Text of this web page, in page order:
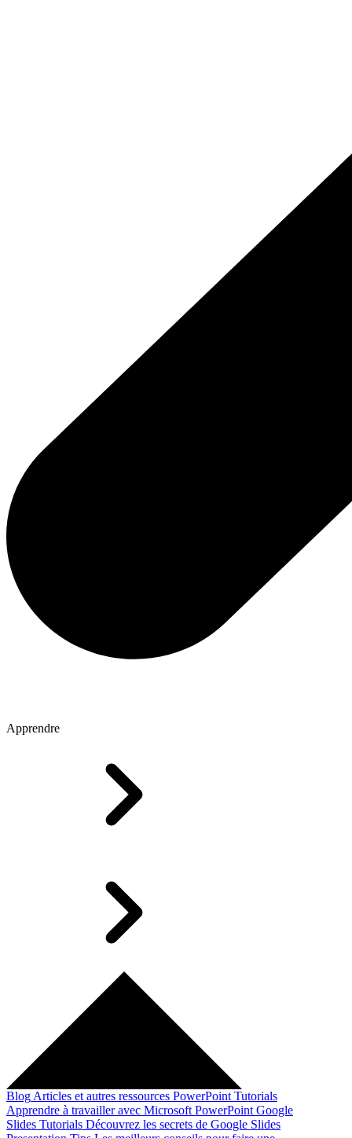
Apprendre
Blog Articles et autres ressources PowerPoint Tutorials
Apprendre à travailler avec Microsoft PowerPoint Google
Slides Tutorials Découvrez les secrets de Google Slides